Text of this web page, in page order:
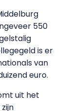
550
is er
van
euro.
uit het